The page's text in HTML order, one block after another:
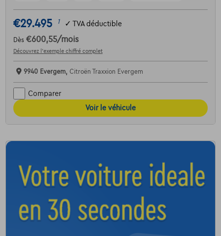
€29.495 1 ✓ TVA déductible
Dès €600,55/mois
Découvrez l’exemple chiffré complet
9940 Evergem, Citroën Traxxion Evergem
Comparer
Voir le véhicule